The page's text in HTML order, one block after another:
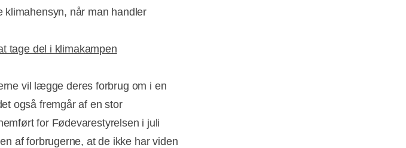
klimahensyn, når man handler
tage del i klimakampen
vil lægge deres forbrug om i en
også fremgår af en stor
for Fødevarestyrelsen i juli
af forbrugerne, at de ikke har viden